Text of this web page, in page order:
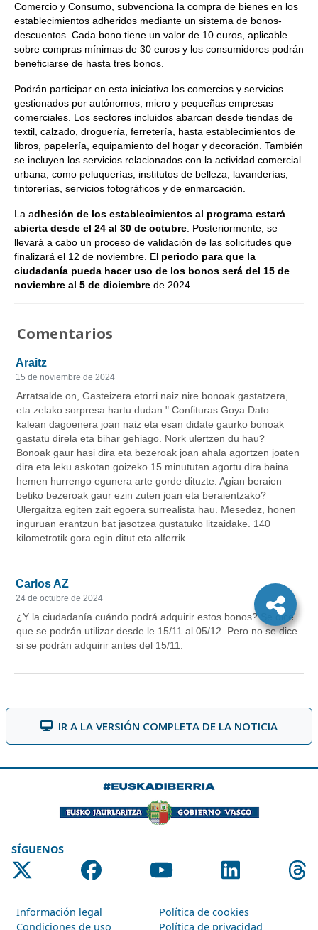
Comercio y Consumo, subvenciona la compra de bienes en los
establecimientos adheridos mediante un sistema de bonos-
descuentos. Cada bono tiene un valor de 10 euros, aplicable
sobre compras mínimas de 30 euros y los consumidores podrán
beneficiarse de hasta tres bonos.
Podrán participar en esta iniciativa los comercios y servicios
gestionados por autónomos, micro y pequeñas empresas
comerciales. Los sectores incluidos abarcan desde tiendas de
textil, calzado, droguería, ferretería, hasta establecimientos de
libros, papelería, equipamiento del hogar y decoración. También
se incluyen los servicios relacionados con la actividad comercial
urbana, como peluquerías, institutos de belleza, lavanderías,
tintorerías, servicios fotográficos y de enmarcación.
La adhesión de los establecimientos al programa estará
abierta desde el 24 al 30 de octubre . Posteriormente, se
llevará a cabo un proceso de validación de las solicitudes que
finalizará el 12 de noviembre. El periodo para que la
ciudadanía pueda hacer uso de los bonos será del 15 de
noviembre al 5 de diciembre de 2024.
Comentarios
IR A LA VERSIÓN COMPLETA DE LA NOTICIA
SÍGUENOS
Información legal
Política de cookies
Condiciones de uso
Política de privacidad